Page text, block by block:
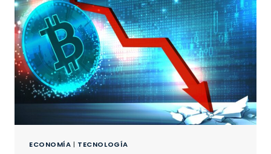
ECONOMÍA | TECNOLOGÍA